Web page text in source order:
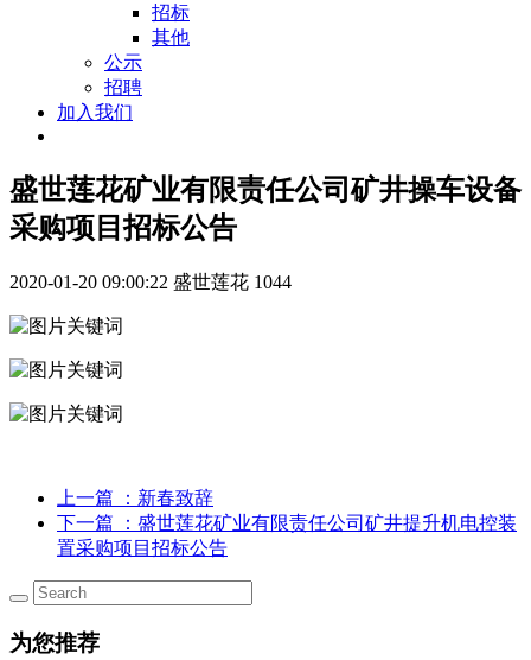
招标
其他
公示
招聘
加入我们
盛世莲花矿业有限责任公司矿井操车设备
采购项目招标公告
2020-01-20 09:00:22 盛世莲花 1044
上一篇
：新春致辞
下一篇
：盛世莲花矿业有限责任公司矿井提升机电控装
置采购项目招标公告
为您推荐